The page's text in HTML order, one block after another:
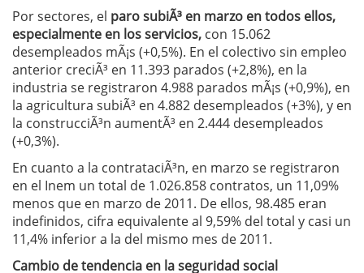
Por sectores, el paro subiÃ³ en marzo en todos ellos,
especialmente en los servicios, con 15.062
desempleados mÃ¡s (+0,5%). En el colectivo sin empleo
anterior creciÃ³ en 11.393 parados (+2,8%), en la
industria se registraron 4.988 parados mÃ¡s (+0,9%), en
la agricultura subiÃ³ en 4.882 desempleados (+3%), y en
la construcciÃ³n aumentÃ³ en 2.444 desempleados
(+0,3%).
En cuanto a la contrataciÃ³n, en marzo se registraron
en el Inem un total de 1.026.858 contratos, un 11,09%
menos que en marzo de 2011. De ellos, 98.485 eran
indefinidos, cifra equivalente al 9,59% del total y casi un
11,4% inferior a la del mismo mes de 2011.
Cambio de tendencia en la seguridad social